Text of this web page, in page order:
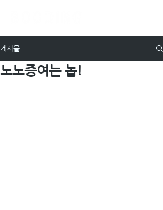
게시물
노노증여는 놉!